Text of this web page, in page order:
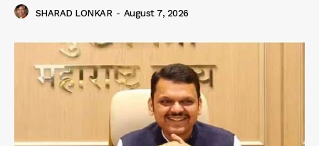
SHARAD LONKAR - August 7, 2026